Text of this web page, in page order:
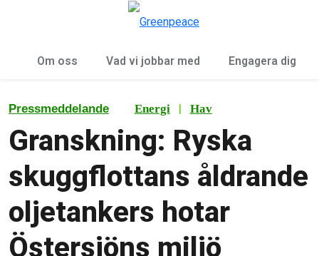
Om oss Vad vi jobbar med Engagera dig
Pressmeddelande Energi | Hav
Granskning: Ryska
skuggflottans åldrande
oljetankers hotar
Östersjöns miljö